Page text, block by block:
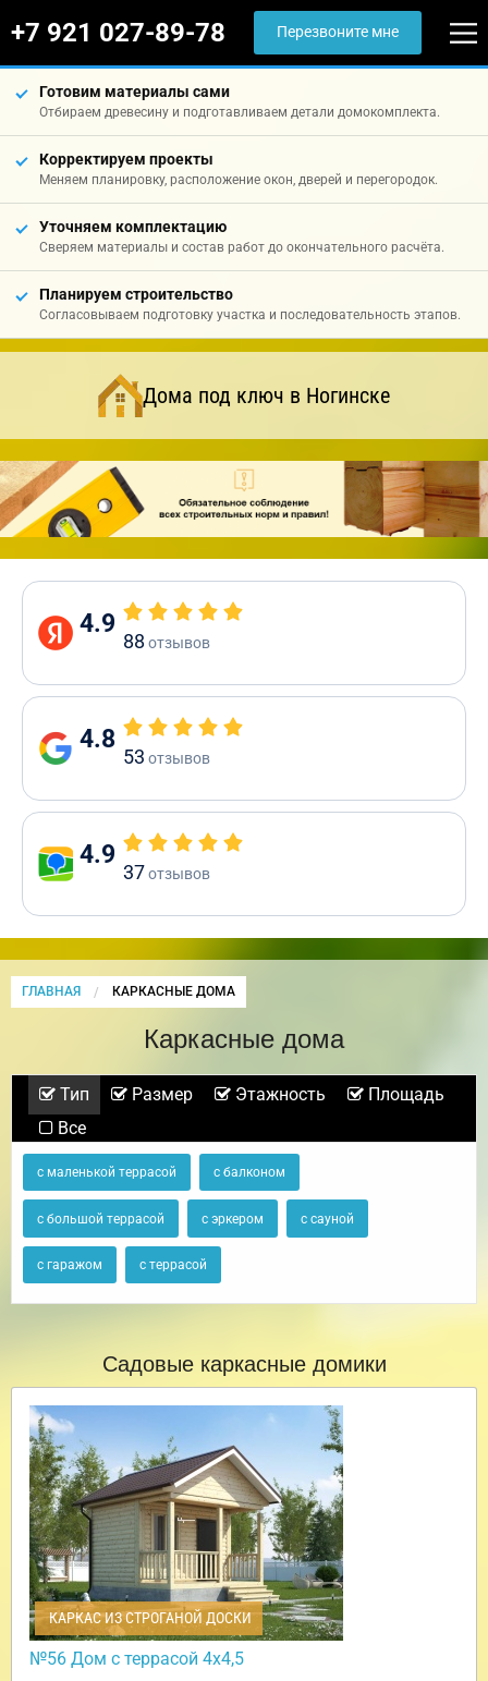
+7 921 027-89-78 Перезвоните мне
Готовим материалы сами
Отбираем древесину и подготавливаем детали домокомплекта.
Корректируем проекты
Меняем планировку, расположение окон, дверей и перегородок.
Уточняем комплектацию
Сверяем материалы и состав работ до окончательного расчёта.
Планируем строительство
Согласовываем подготовку участка и последовательность этапов.
Дома под ключ в Ногинске
4.9
88 отзывов
4.8
53 отзывов
4.9
37отзывов
ГЛАВНАЯ CURRENT:
КАРКАСНЫЕ ДОМА
Каркасные дома
Тип Размер Этажность
Площадь
Все
с маленькой террасой с балконом
с большой террасой с эркером с сауной
с гаражом с террасой
Садовые каркасные домики
КАРКАС ИЗ СТРОГАНОЙ ДОСКИ
№56 Дом с террасой 4х4,5